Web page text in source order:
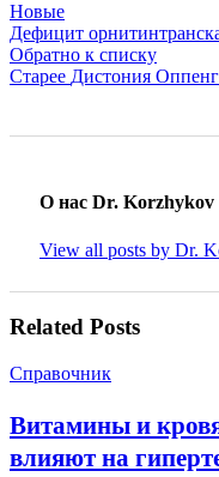
Новые
Дефицит
Обратно к списку
Старее Дистония
О нас Dr. Korzhykov
View all posts by Dr.
Related Posts
Справочник
Витамины и
влияют на